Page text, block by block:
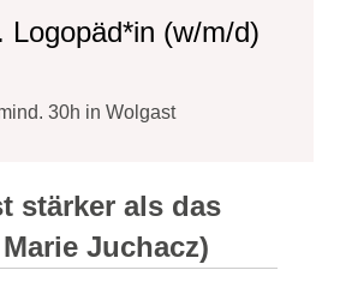
Logopäd*in (w/m/d)
30h in Wolgast
stärker als das
Juchacz)